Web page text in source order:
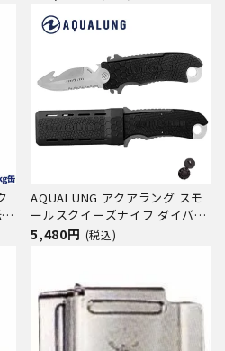
AQUALUNG アクアラング スモ
ールスクイーズナイフ ダイバー
ズナイフ [121111]
5,480円 (税込)